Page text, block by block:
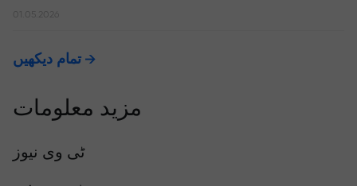
01.05.2026
تمام دیکھیں
مزید معلومات
ٹی وی نیوز